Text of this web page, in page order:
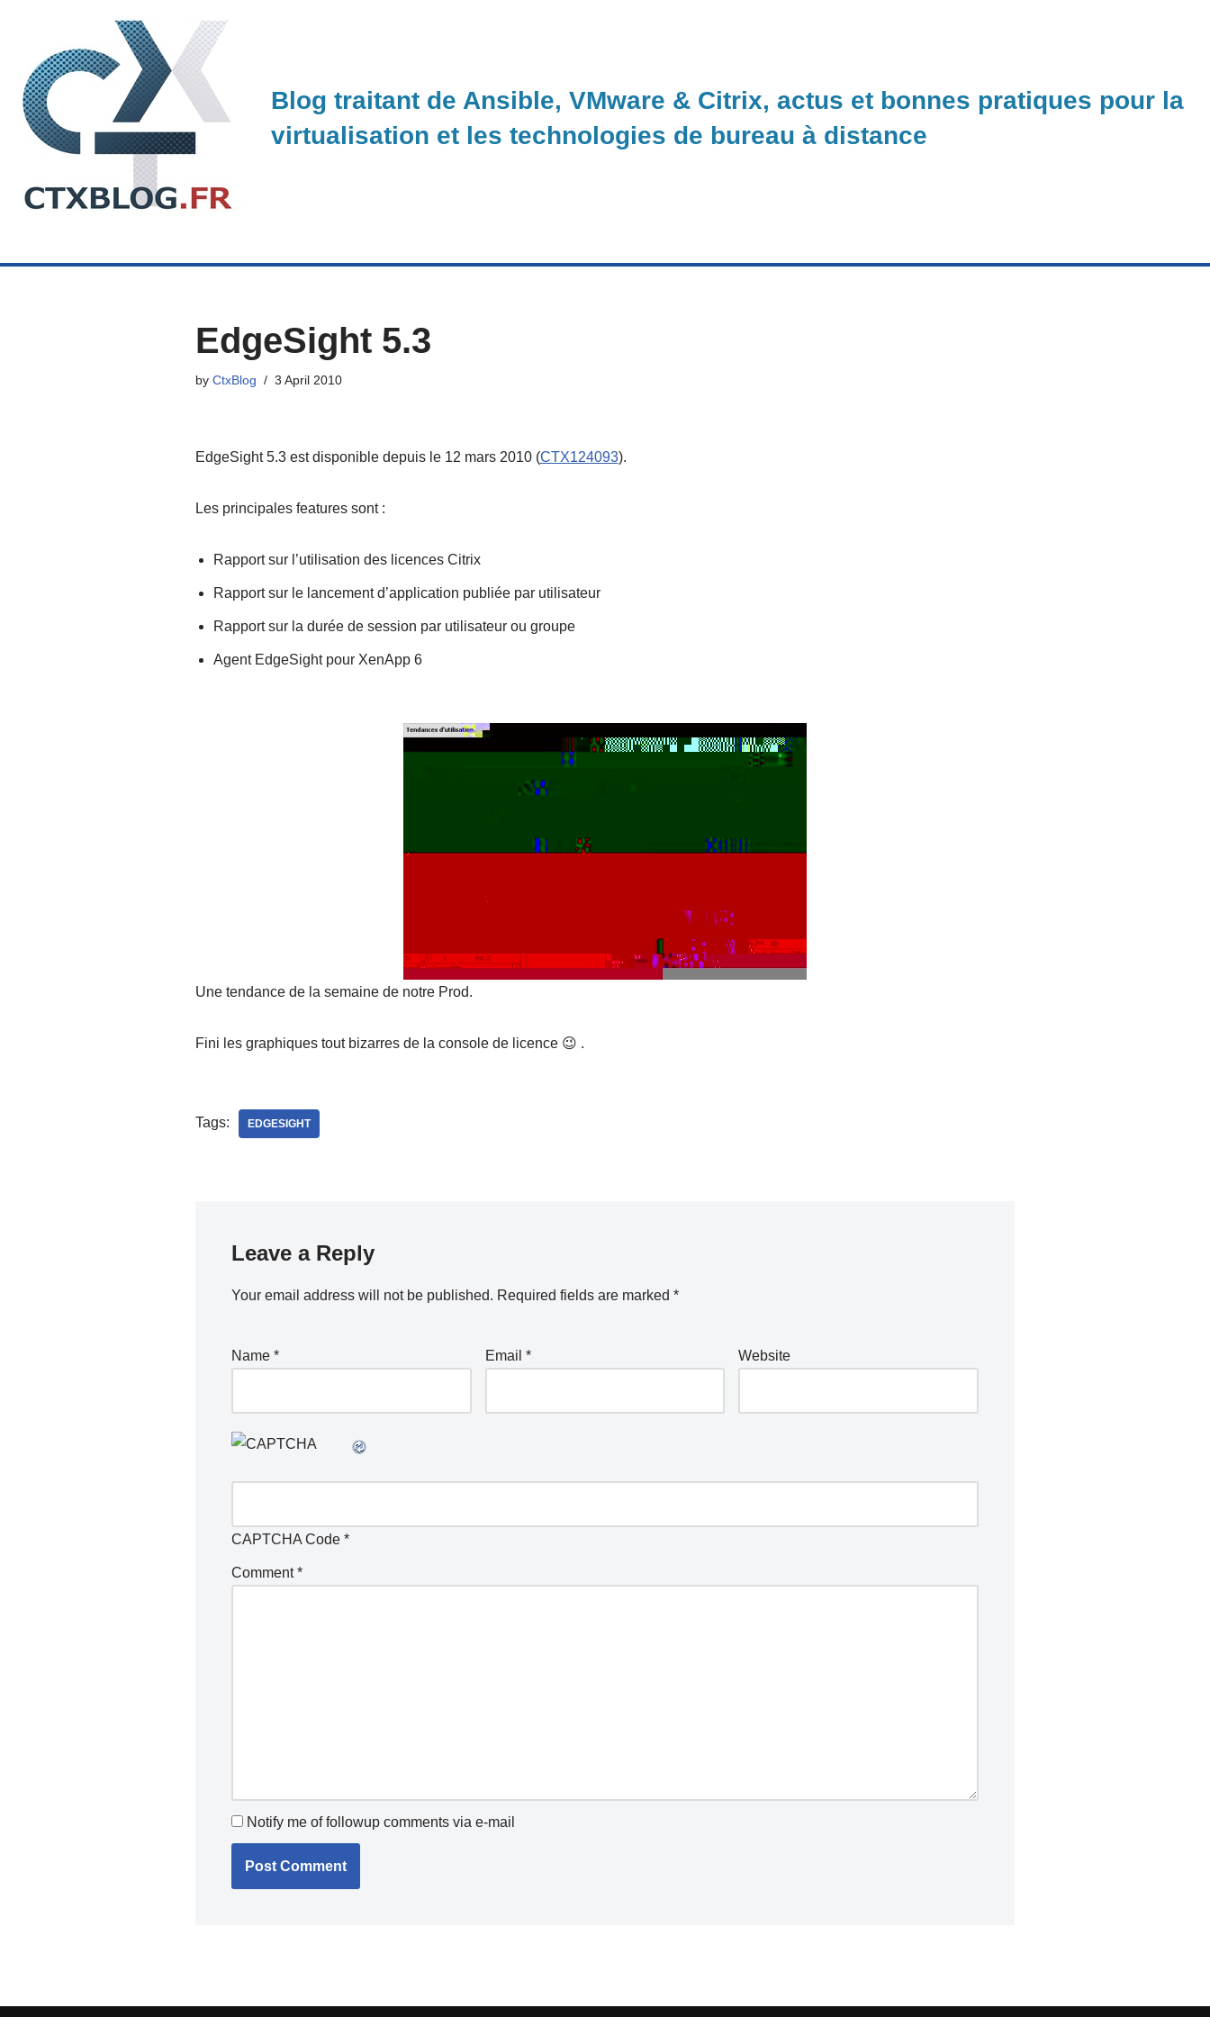
content
Blog traitant de Ansible, VMware & Citrix, actus et bonnes pratiques pour la
virtualisation et les technologies de bureau à distance
EdgeSight 5.3
by CtxBlog 3 April 2010
EdgeSight 5.3 est disponible depuis le 12 mars 2010 (CTX124093).
Les principales features sont :
Rapport sur l’utilisation des licences Citrix
Rapport sur le lancement d’application publiée par utilisateur
Rapport sur la durée de session par utilisateur ou groupe
Agent EdgeSight pour XenApp 6
Une tendance de la semaine de notre Prod.
Fini les graphiques tout bizarres de la console de licence 😉 .
Tags: EDGESIGHT
Leave a Reply
Your email address will not be published. Required fields are marked *
Name * Email * Website
CAPTCHA Code*
Comment*
Notify me of followup comments via e-mail